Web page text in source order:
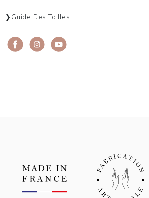
Guide Des Tailles